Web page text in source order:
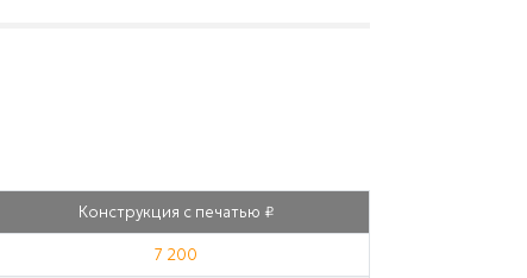
Конструкция с печатью ₽
7 200